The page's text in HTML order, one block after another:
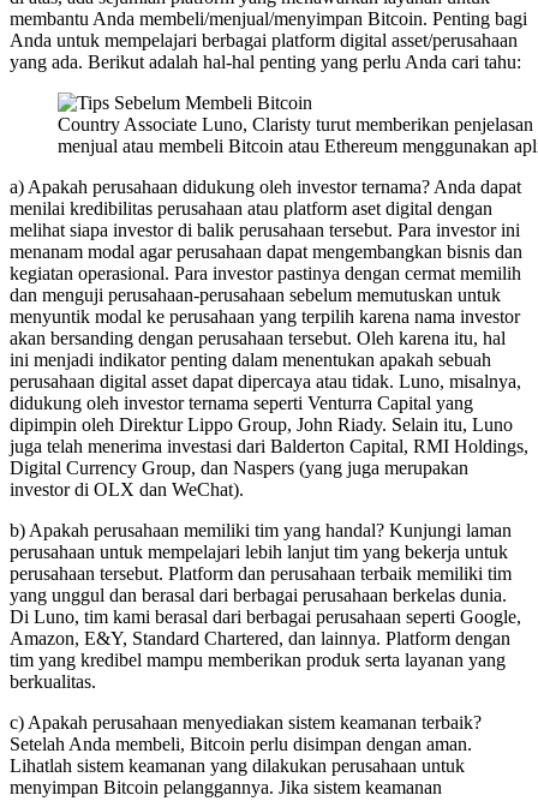
membantu Anda membeli/menjual/menyimpan Bitcoin. Penting bagi
Anda untuk mempelajari berbagai platform digital asset/perusahaan
yang ada. Berikut adalah hal-hal penting yang perlu Anda cari tahu:
Country Associate Luno, Claristy turut memberikan penjelasan
menjual atau membeli Bitcoin atau Ethereum menggunakan
a) Apakah perusahaan didukung oleh investor ternama? Anda dapat
menilai kredibilitas perusahaan atau platform aset digital dengan
melihat siapa investor di balik perusahaan tersebut. Para investor ini
menanam modal agar perusahaan dapat mengembangkan bisnis dan
kegiatan operasional. Para investor pastinya dengan cermat memilih
dan menguji perusahaan-perusahaan sebelum memutuskan untuk
menyuntik modal ke perusahaan yang terpilih karena nama investor
akan bersanding dengan perusahaan tersebut. Oleh karena itu, hal
ini menjadi indikator penting dalam menentukan apakah sebuah
perusahaan digital asset dapat dipercaya atau tidak. Luno, misalnya,
didukung oleh investor ternama seperti Venturra Capital yang
dipimpin oleh Direktur Lippo Group, John Riady. Selain itu, Luno
juga telah menerima investasi dari Balderton Capital, RMI Holdings,
Digital Currency Group, dan Naspers (yang juga merupakan
investor di OLX dan WeChat).
b) Apakah perusahaan memiliki tim yang handal? Kunjungi laman
perusahaan untuk mempelajari lebih lanjut tim yang bekerja untuk
perusahaan tersebut. Platform dan perusahaan terbaik memiliki tim
yang unggul dan berasal dari berbagai perusahaan berkelas dunia.
Di Luno, tim kami berasal dari berbagai perusahaan seperti Google,
Amazon, E&Y, Standard Chartered, dan lainnya. Platform dengan
tim yang kredibel mampu memberikan produk serta layanan yang
berkualitas.
c) Apakah perusahaan menyediakan sistem keamanan terbaik?
Setelah Anda membeli, Bitcoin perlu disimpan dengan aman.
Lihatlah sistem keamanan yang dilakukan perusahaan untuk
menyimpan Bitcoin pelanggannya. Jika sistem keamanan